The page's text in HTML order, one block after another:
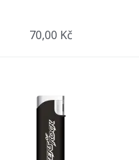
70,00 Kč